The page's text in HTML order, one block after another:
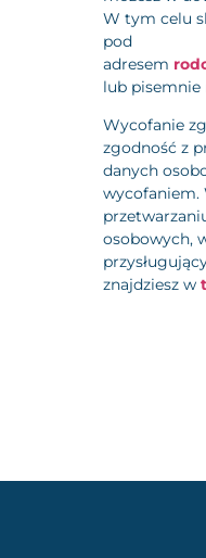
W tym celu
pod
adresem
lub pisemnie
Wycofanie
zgodność z
danych
wycofaniem.
osobowych,
znajdziesz w